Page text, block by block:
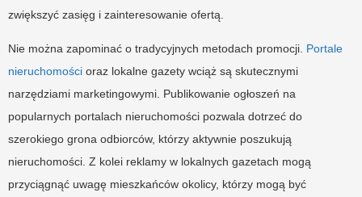
zwiększyć zasięg i zainteresowanie ofertą.
Nie można zapominać o tradycyjnych metodach promocji. Portale
nieruchomości oraz lokalne gazety wciąż są skutecznymi
narzędziami marketingowymi. Publikowanie ogłoszeń na
popularnych portalach nieruchomości pozwala dotrzeć do
szerokiego grona odbiorców, którzy aktywnie poszukują
nieruchomości. Z kolei reklamy w lokalnych gazetach mogą
przyciągnąć uwagę mieszkańców okolicy, którzy mogą być